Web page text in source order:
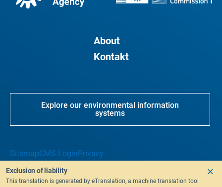
About
Kontakt
Explore our environmental information
systems
SitemapCMS Login Privacy
Exclusion of liability
This translation is generated by eTranslation, a machine translation tool